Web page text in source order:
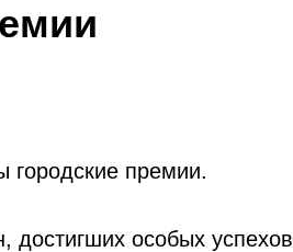
городские премии.
достигших особых успехов